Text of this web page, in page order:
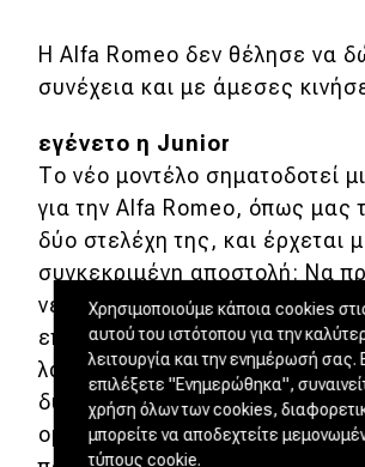
Η Alfa Romeo δεν θέλησε να
συνέχεια και με άμεσες
εγένετο η Junior
Το νέο μοντέλο σηματοδοτεί
για την Alfa Romeo, όπως μας
δύο στελέχη της, και έρχεται
συγκεκριμένη αποστολή: Να
νέους πελάτες. Και με τις
επιτρέψει στη μιλανέζικη
λανσάρει τα επόμενα χρόνια
δύο σχεδόν έτοιμα μοντέλα που
ομάδα του Mesonero και
Χρησιμοποιούμε κάποια cookies
αυτού του ιστότοπου για την
λειτουργία και την ενημέρωσή σας.
επιλέξετε "Ενημερώθηκα",
χρήση όλων των cookies,
μπορείτε να αποδεχτείτε
τύπους cookie.